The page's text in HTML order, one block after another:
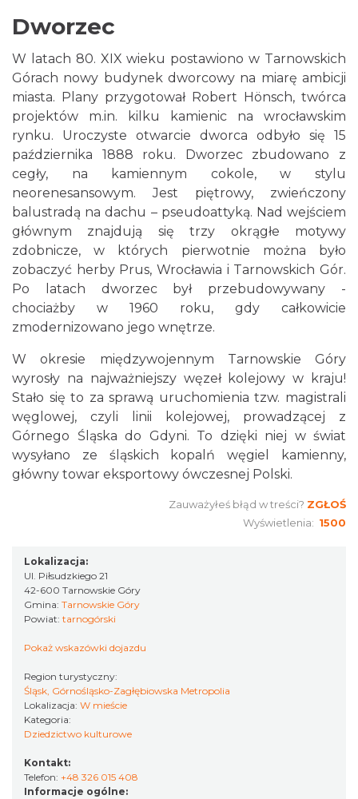
Dworzec
W latach 80. XIX wieku postawiono w Tarnowskich
Górach nowy budynek dworcowy na miarę ambicji
miasta. Plany przygotował Robert Hönsch, twórca
projektów m.in. kilku kamienic na wrocławskim
rynku. Uroczyste otwarcie dworca odbyło się 15
października 1888 roku. Dworzec zbudowano z
cegły, na kamiennym cokole, w stylu
neorenesansowym. Jest piętrowy, zwieńczony
balustradą na dachu – pseudoattyką. Nad wejściem
głównym znajdują się trzy okrągłe motywy
zdobnicze, w których pierwotnie można było
zobaczyć herby Prus, Wrocławia i Tarnowskich Gór.
Po latach dworzec był przebudowywany -
chociażby w 1960 roku, gdy całkowicie
zmodernizowano jego wnętrze.
W okresie międzywojennym Tarnowskie Góry
wyrosły na najważniejszy węzeł kolejowy w kraju!
Stało się to za sprawą uruchomienia tzw. magistrali
węglowej, czyli linii kolejowej, prowadzącej z
Górnego Śląska do Gdyni. To dzięki niej w świat
wysyłano ze śląskich kopalń węgiel kamienny,
główny towar eksportowy ówczesnej Polski.
Zauważyłeś błąd w treści? ZGŁOŚ
Wyświetlenia: 1500
Lokalizacja:
Ul. Piłsudzkiego 21
42-600 Tarnowskie Góry
Gmina: Tarnowskie Góry
Powiat: tarnogórski
Pokaż wskazówki dojazdu
Region turystyczny:
Śląsk, Górnośląsko-Zagłębiowska Metropolia
Lokalizacja: W mieście
Kategoria:
Dziedzictwo kulturowe
Kontakt:
Telefon: +48 326 015 408
Informacje ogólne: